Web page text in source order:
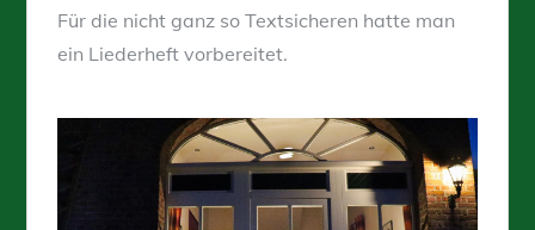
Für die nicht ganz so Textsicheren hatte man
ein Liederheft vorbereitet.